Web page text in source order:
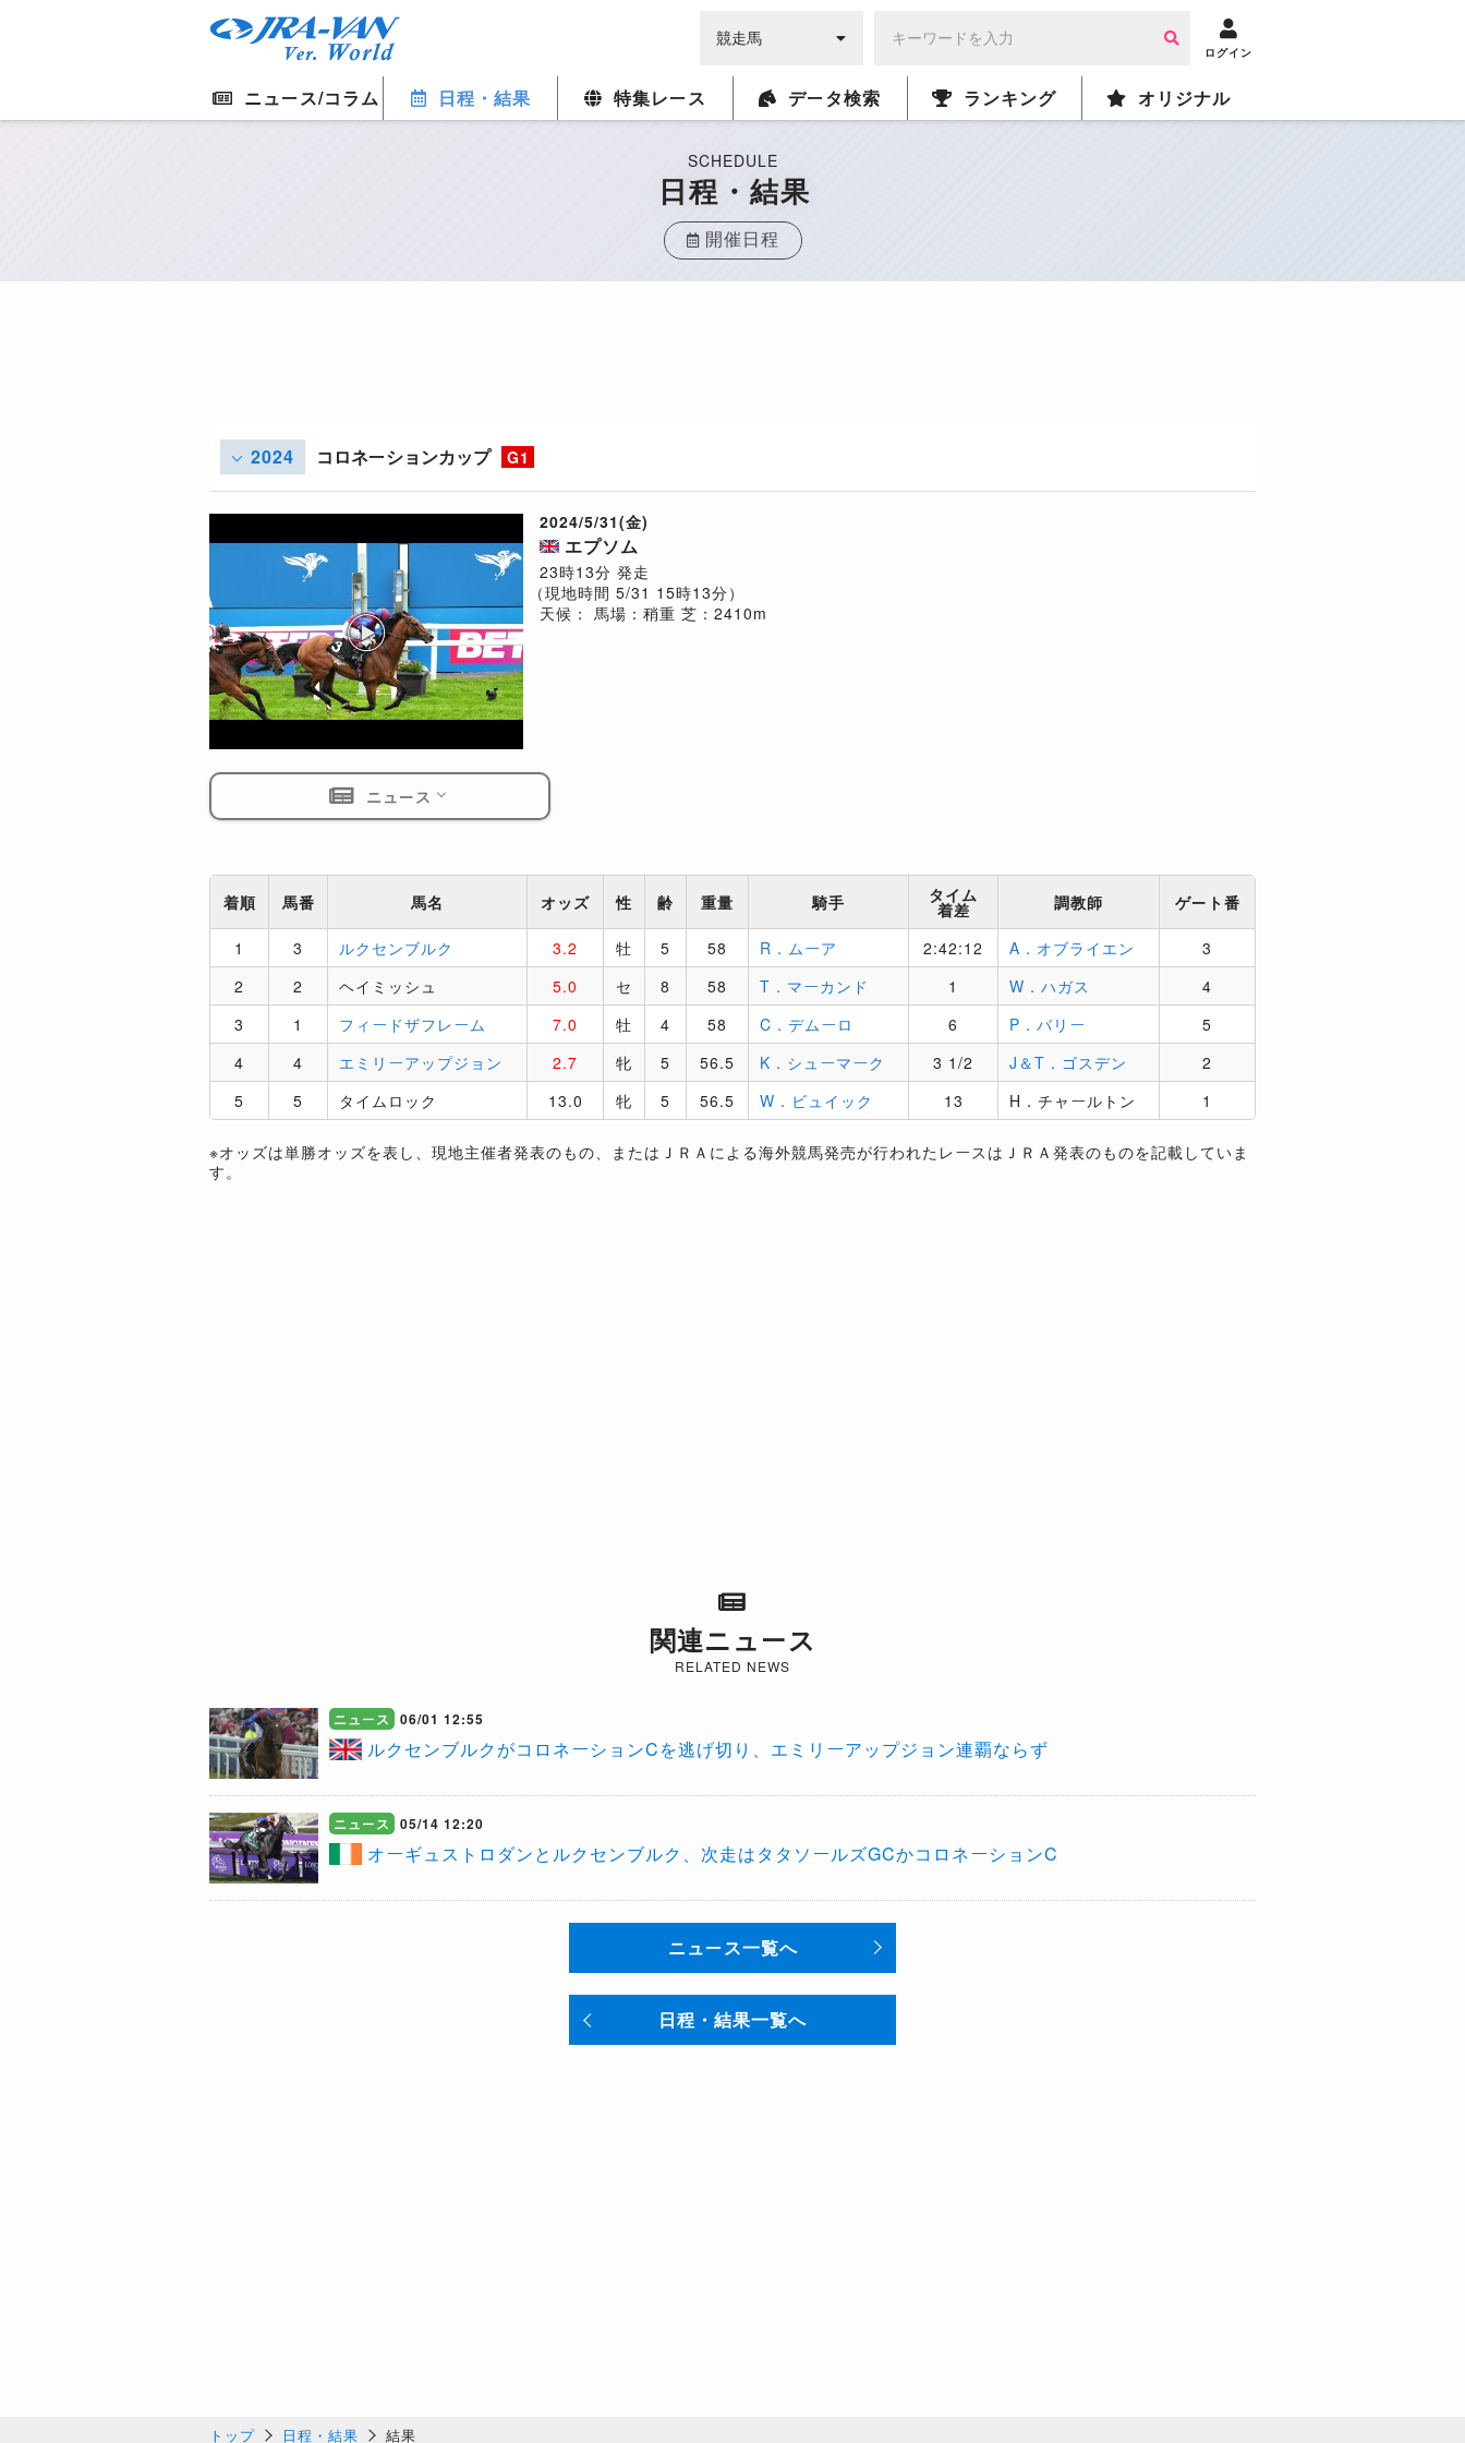
ログイン
ニュース/コラム 日程・結果 特集レース データ検索 ランキング オリジナル
SCHEDULE
日程・結果
開催日程
2024 コロネーションカップ G1
2024/5/31(金)
エプソム
23時13分 発走
（現地時間 5/31 15時13分）
天候： 馬場：稍重 芝：2410m
ニュース
着順 馬番 馬名 オッズ 性 齢 重量 騎手 タイム
着差 調教師 ゲート番
1 3 ルクセンブルク 3.2 牡 5 58 R．ムーア 2:42:12 A．オブライエン
3
2
2 ヘイミッシュ 5.0 セ 8 58 T．マーカンド 1 W．ハガス
4
3
1 フィードザフレーム 7.0 牡 4 58 C．デムーロ 6 P．バリー
5
4
4 エミリーアップジョン 2.7 牝 5 56.5 K．シューマーク 3 1/2 J＆T．ゴスデン
2
5
5 タイムロック 13.0 牝 5 56.5 W．ビュイック 13 H．チャールトン 1
※オッズは単勝オッズを表し、現地主催者発表のもの、またはＪＲＡによる海外競馬発売が行われたレースはＪＲＡ発表のものを記載していま
す。
関連ニュース
RELATED NEWS
ニュース 06/01 12:55
ルクセンブルクがコロネーションCを逃げ切り、エミリーアップジョン連覇ならず
ニュース 05/14 12:20
​オーギュストロダンとルクセンブルク、次走はタタソールズGCかコロネーションC
ニュース一覧へ
日程・結果一覧へ
トップ 日程・結果 結果